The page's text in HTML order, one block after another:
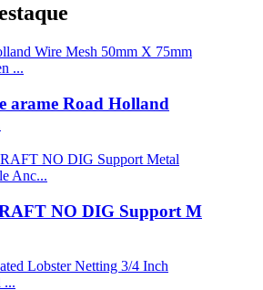
arame Road Holland
NO DIG Support M